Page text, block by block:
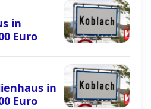
in
Euro
in
Euro